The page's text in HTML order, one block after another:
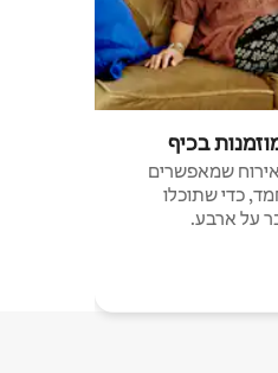
בכיף
שמאפשרים
כדי שתוכלו
על ארבע.